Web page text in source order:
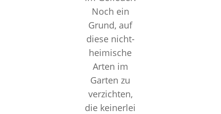
Noch ein
Grund, auf
diese nicht-
heimische
Arten im
Garten zu
verzichten,
die keinerlei